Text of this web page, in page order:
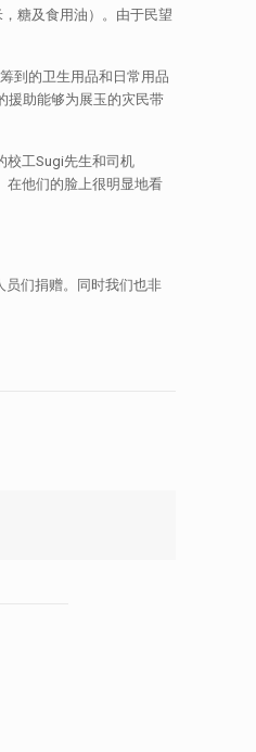
糖及食用油）。由于民望
到的卫生用品和日常用品
援助能够为展玉的灾民带
校工Sugi先生和司机
在他们的脸上很明显地看
员们捐赠。同时我们也非